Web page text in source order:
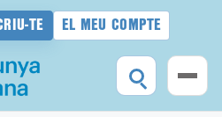
TE EL MEU COMPTE